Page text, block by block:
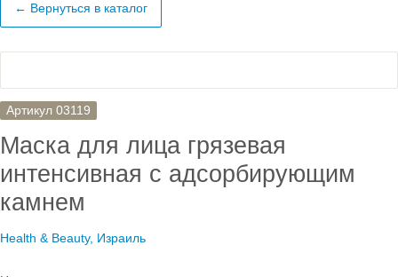
← Вернуться в каталог
Артикул 03119
Маска для лица грязевая
интенсивная с адсорбирующим
камнем
Health & Beauty, Израиль